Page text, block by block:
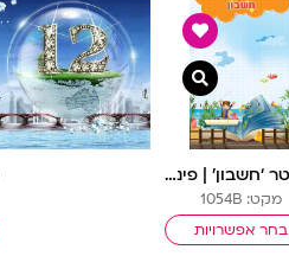
פוסטר ‘חשבון’ | פינות ספר בנים
מקט: 1054B
בחר אפשרויות
צפייה מהירה